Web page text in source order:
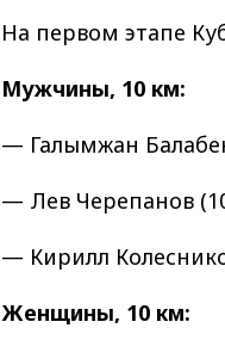
На первом этапе
Мужчины, 10 км:
— Галымжан
— Лев Черепанов
— Кирилл
Женщины, 10 км: